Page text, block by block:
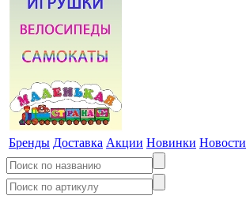
Бренды Доставка Акции Новинки Новости